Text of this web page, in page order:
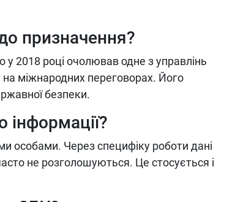
призначення?
2018 році очолював одне з управлінь
міжнародних переговорах. Його
безпеки.
особами. Через специфіку роботи дані
не розголошуються. Це стосується і